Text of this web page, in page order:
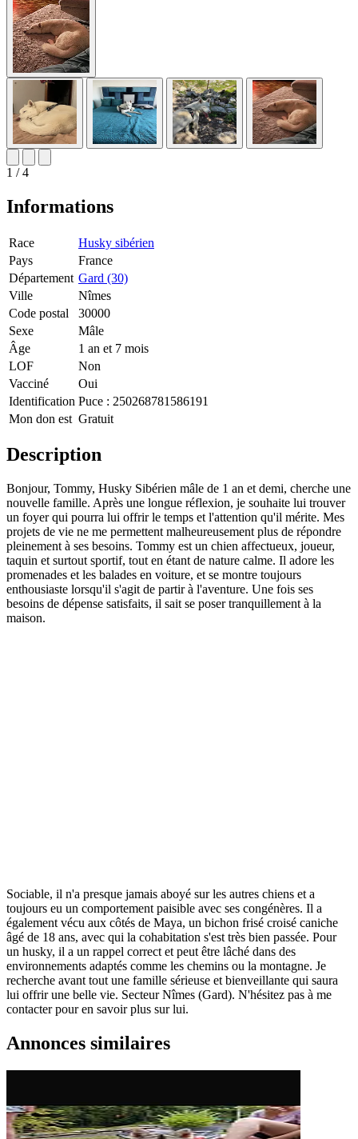
1 / 4
Informations
Race
Husky sibérien
Pays
France
Département Gard (30)
Ville
Nîmes
Code postal
30000
Sexe
Mâle
Âge
1 an et 7 mois
LOF
Non
Vacciné
Oui
Identification Puce : 250268781586191
Mon don est Gratuit
Description
Bonjour, Tommy, Husky Sibérien mâle de 1 an et demi, cherche une
nouvelle famille. Après une longue réflexion, je souhaite lui trouver
un foyer qui pourra lui offrir le temps et l'attention qu'il mérite. Mes
projets de vie ne me permettent malheureusement plus de répondre
pleinement à ses besoins. Tommy est un chien affectueux, joueur,
taquin et surtout sportif, tout en étant de nature calme. Il adore les
promenades et les balades en voiture, et se montre toujours
enthousiaste lorsqu'il s'agit de partir à l'aventure. Une fois ses
besoins de dépense satisfaits, il sait se poser tranquillement à la
maison.
Sociable, il n'a presque jamais aboyé sur les autres chiens et a
toujours eu un comportement paisible avec ses congénères. Il a
également vécu aux côtés de Maya, un bichon frisé croisé caniche
âgé de 18 ans, avec qui la cohabitation s'est très bien passée. Pour
un husky, il a un rappel correct et peut être lâché dans des
environnements adaptés comme les chemins ou la montagne. Je
recherche avant tout une famille sérieuse et bienveillante qui saura
lui offrir une belle vie. Secteur Nîmes (Gard). N'hésitez pas à me
contacter pour en savoir plus sur lui.
Annonces similaires